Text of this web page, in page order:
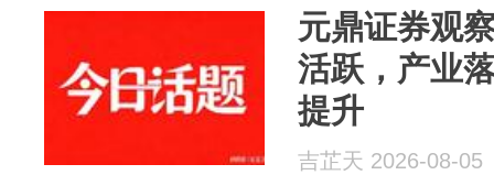
元鼎证券观
活跃，产业
提升
吉芷天 2026-08-05